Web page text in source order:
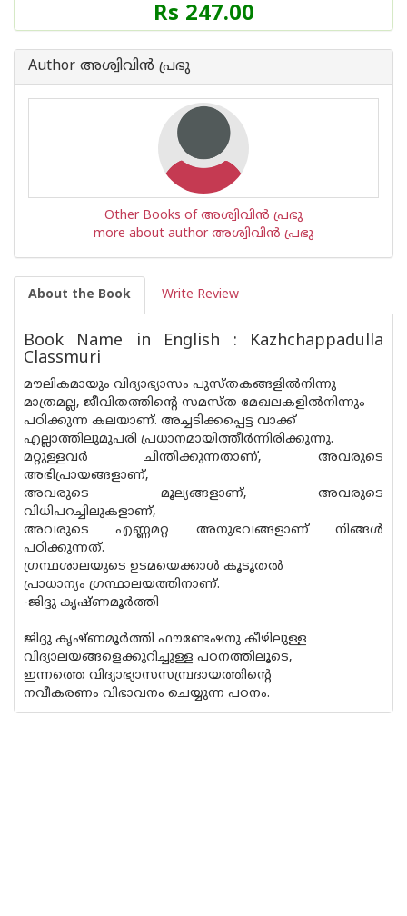
Rs 247.00
Author അശ്വിവിന്‍ പ്രഭു
Other Books of അശ്വിവിന്‍ പ്രഭു
more about author അശ്വിവിന്‍ പ്രഭു
About the Book Write Review
Book Name in English : Kazhchappadulla
Classmuri
മൗലികമായും വിദ്യാഭ്യാസം പുസ്തകങ്ങളില്‍നിന്നു
മാത്രമല്ല, ജീവിതത്തിന്റെ സമസ്ത മേഖലകളില്‍നിന്നും
പഠിക്കുന്ന കലയാണ്. അച്ചടിക്കപ്പെട്ട വാക്ക്
എല്ലാത്തിലുമുപരി പ്രധാനമായിത്തീര്‍ന്നിരിക്കുന്നു.
മറ്റുള്ളവര്‍ ചിന്തിക്കുന്നതാണ്, അവരുടെ
അഭിപ്രായങ്ങളാണ്,
അവരുടെ മൂല്യങ്ങളാണ്, അവരുടെ
വിധിപറച്ചിലുകളാണ്,
അവരുടെ എണ്ണമറ്റ അനുഭവങ്ങളാണ് നിങ്ങള്‍
പഠിക്കുന്നത്.
ഗ്രന്ഥശാലയുടെ ഉടമയെക്കാള്‍ കൂടൂതല്‍
പ്രാധാന്യം ഗ്രന്ഥാലയത്തിനാണ്.
-ജിദ്ദു കൃഷ്ണമൂര്‍ത്തി
ജിദ്ദു കൃഷ്ണമൂര്‍ത്തി ഫൗണ്ടേഷനു കീഴിലുള്ള
വിദ്യാലയങ്ങളെക്കുറിച്ചുള്ള പഠനത്തിലൂടെ,
ഇന്നത്തെ വിദ്യാഭ്യാസസമ്പ്രദായത്തിന്റെ
നവീകരണം വിഭാവനം ചെയ്യുന്ന പഠനം.